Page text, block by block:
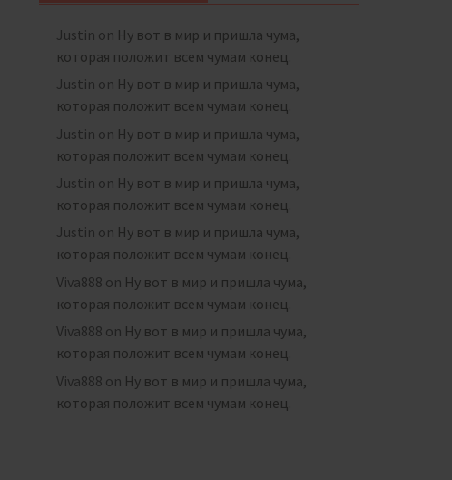
Justin on Ну вот в мир и пришла чума,
которая положит всем чумам конец.
Justin on Ну вот в мир и пришла чума,
которая положит всем чумам конец.
Justin on Ну вот в мир и пришла чума,
которая положит всем чумам конец.
Justin on Ну вот в мир и пришла чума,
которая положит всем чумам конец.
Justin on Ну вот в мир и пришла чума,
которая положит всем чумам конец.
Viva888 on Ну вот в мир и пришла чума,
которая положит всем чумам конец.
Viva888 on Ну вот в мир и пришла чума,
которая положит всем чумам конец.
Viva888 on Ну вот в мир и пришла чума,
которая положит всем чумам конец.